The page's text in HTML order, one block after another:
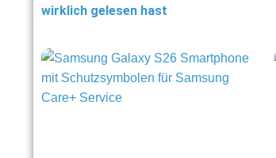
wirklich gelesen hast